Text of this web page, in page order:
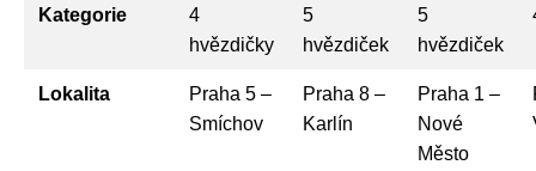
Kategorie
4
hvězdičky
5
hvězdiček
5
hvězdiček
Lokalita
Praha 5 –
Smíchov
Praha 8 –
Karlín
Praha 1 –
Nové
Město